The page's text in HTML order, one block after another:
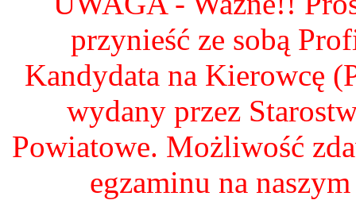
przynieść ze sobą
Kandydata na Kierowcę
wydany przez
Powiatowe. Możliwość
egzaminu na naszym